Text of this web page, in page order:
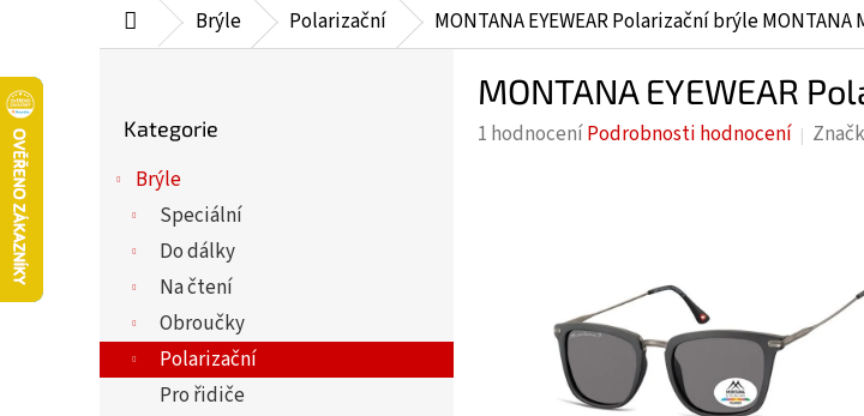
DomůBrýle Polarizační MONTANA EYEWEAR Polarizační brýle MONTANA
kategorie
Kategorie
Brýle
Speciální
Do dálky
Na čtení
Obroučky
Polarizační
Pro řidiče
MONTANA EYEWEAR
Průměrné
hvězdiček.
1 hodnoceníPodrobnosti hodnocení